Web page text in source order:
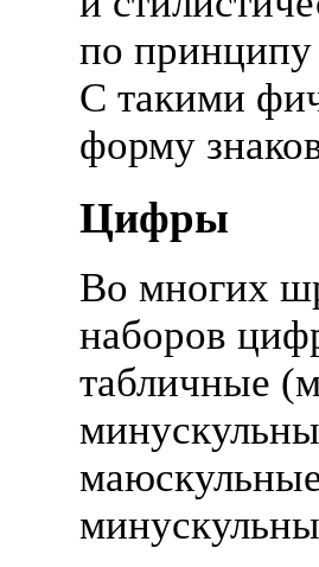
по принципу
С такими
форму
Цифры
Во многих
наборов
табличные